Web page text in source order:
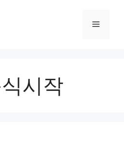
메
시작